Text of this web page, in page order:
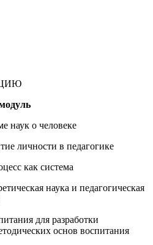
наук о человеке
личности в педагогике
как система
наука и педагогическая
для разработки
основ воспитания